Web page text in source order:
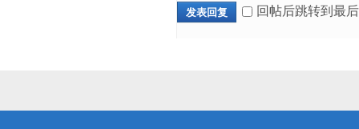
发表回复 回帖后跳转到最